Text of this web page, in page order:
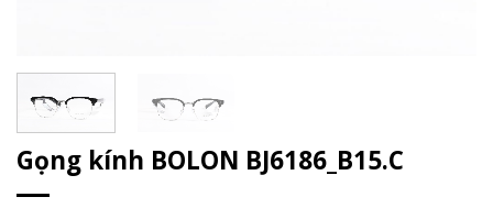
Gọng kính BOLON BJ6186_B15.C